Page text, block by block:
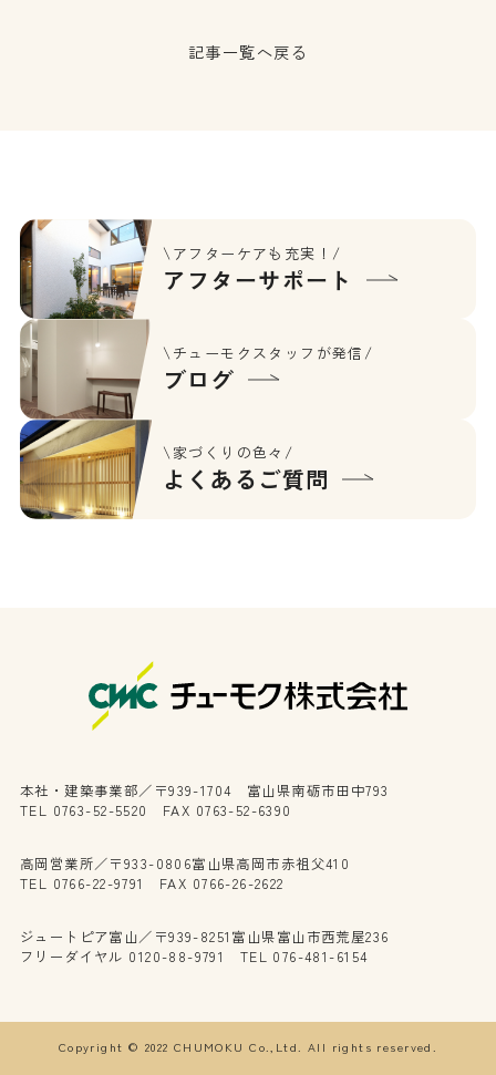
記事一覧へ戻る
\アフターケアも充実！/
アフターサポート
\チューモクスタッフが発信/
ブログ
\家づくりの色々/
よくあるご質問
本社・建築事業部／〒939-1704 富山県南砺市田中793
TEL 0763-52-5520 FAX 0763-52-6390
高岡営業所／〒933-0806富山県高岡市赤祖父410
TEL 0766-22-9791 FAX 0766-26-2622
ジュートピア富山／〒939-8251富山県富山市西荒屋236
フリーダイヤル 0120-88-9791 TEL 076-481-6154
Copyright © 2022 CHUMOKU Co.,Ltd. All rights reserved.